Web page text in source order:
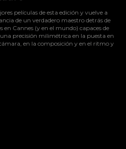
películas de esta edición y vuelve a
de un verdadero maestro detrás de
en Cannes (y en el mundo) capaces de
precisión milimétrica en la puesta en
en la composición y en el ritmo y